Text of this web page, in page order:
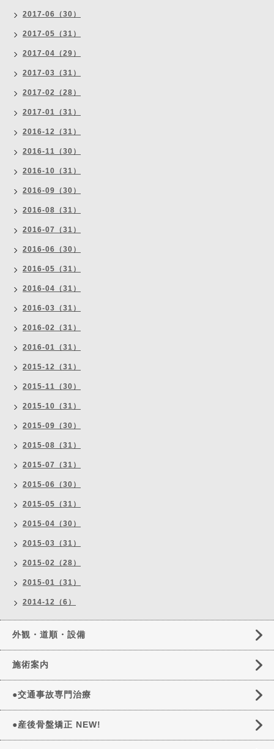
2017-06（30）
2017-05（31）
2017-04（29）
2017-03（31）
2017-02（28）
2017-01（31）
2016-12（31）
2016-11（30）
2016-10（31）
2016-09（30）
2016-08（31）
2016-07（31）
2016-06（30）
2016-05（31）
2016-04（31）
2016-03（31）
2016-02（31）
2016-01（31）
2015-12（31）
2015-11（30）
2015-10（31）
2015-09（30）
2015-08（31）
2015-07（31）
2015-06（30）
2015-05（31）
2015-04（30）
2015-03（31）
2015-02（28）
2015-01（31）
2014-12（6）
外観・道順・設備
施術案内
●交通事故専門治療
●産後骨盤矯正 NEW!